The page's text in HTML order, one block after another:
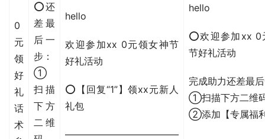
0
元
领
好
礼
话
术
⭕还
差最
后一
步：
①
扫描
下方
二维
hello
欢迎参加xx 0元领女神节
好礼活动
⭕【回复“1”】领xx元新人
礼包
————————————
hello
⭕欢迎参加xx 0
节好礼活动
完成助力还差最
①扫描下方二维
②添加【专属福